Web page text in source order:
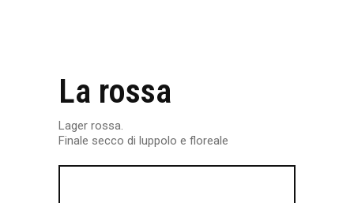
La rossa
Lager rossa.
Finale secco di luppolo e floreale